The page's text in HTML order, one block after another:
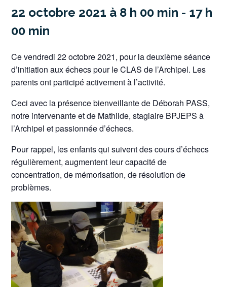
22 octobre 2021 à 8 h 00 min - 17 h
00 min
Ce vendredi 22 octobre 2021, pour la deuxième séance
d’initiation aux échecs pour le CLAS de l’Archipel. Les
parents ont participé activement à l’activité.
Ceci avec la présence bienveillante de Déborah PASS,
notre intervenante et de Mathilde, stagiaire BPJEPS à
l’Archipel et passionnée d’échecs.
Pour rappel, les enfants qui suivent des cours d’échecs
régulièrement, augmentent leur capacité de
concentration, de mémorisation, de résolution de
problèmes.